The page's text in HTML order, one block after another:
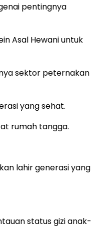
pentingnya
Asal Hewani untuk
sektor peternakan
yang sehat.
rumah tangga.
lahir generasi yang
status gizi anak-